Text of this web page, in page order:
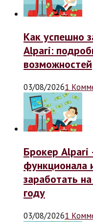
Как успешно
Alpari:
возможностей
03/08/20261
Брокер Alpari
функционала
заработать
году
03/08/20261